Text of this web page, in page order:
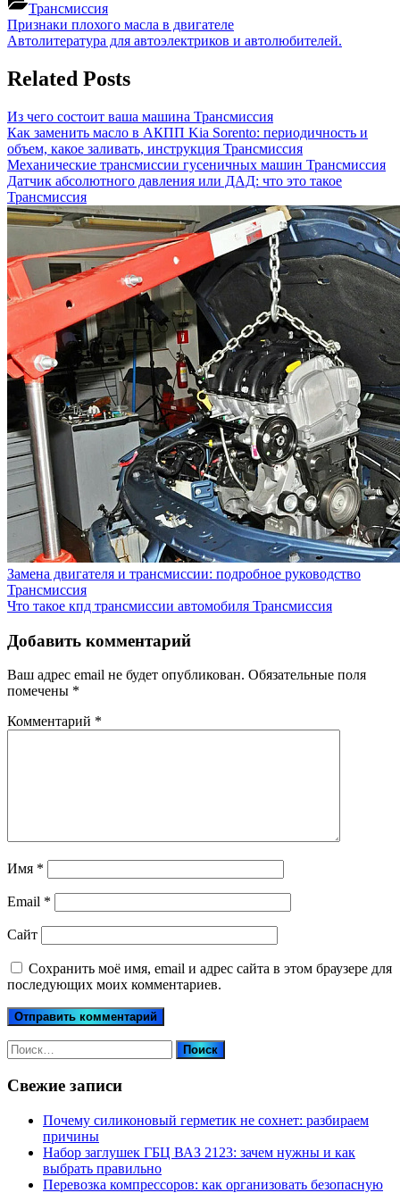
Трансмиссия
Навигация
по
записям
Previous
Post:
Признаки плохого масла в двигателе
Next
Автолитература для автоэлектриков и автолюбителей.
Related Posts
Из чего состоит ваша машина Трансмиссия
Как заменить масло в АКПП Kia Sorento: периодичность и
объем, какое заливать, инструкция Трансмиссия
Механические трансмиссии гусеничных машин Трансмиссия
Датчик абсолютного давления или ДАД: что это такое
Трансмиссия
Замена двигателя и трансмиссии: подробное руководство
Трансмиссия
Что такое кпд трансмиссии автомобиля Трансмиссия
Добавить комментарий
Ваш адрес email не будет опубликован. Обязательные поля
помечены *
Комментарий *
Имя *
Email *
Сайт
Сохранить моё имя, email и адрес сайта в этом браузере для
последующих моих комментариев.
Найти:
Свежие записи
Почему силиконовый герметик не сохнет: разбираем
причины
Набор заглушек ГБЦ ВАЗ 2123: зачем нужны и как
выбрать правильно
Перевозка компрессоров: как организовать безопасную